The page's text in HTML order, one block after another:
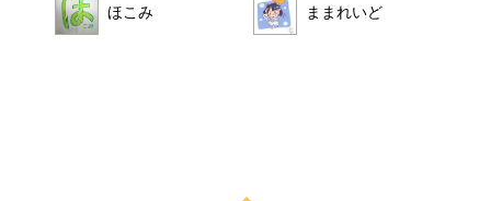
ほこみ ままれいど